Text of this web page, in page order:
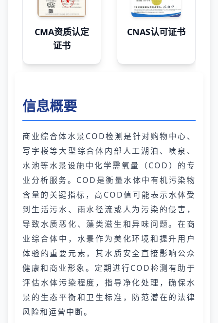
CMA资质认定
证书
CNAS认可证书
信息概要
商业综合体水景COD检测是针对购物中心、
写字楼等大型综合体内部人工湖泊、喷泉、
水池等水景设施中化学需氧量（COD）的专
业分析服务。COD是衡量水体中有机污染物
含量的关键指标，高COD值可能表示水体受
到生活污水、雨水径流或人为污染的侵害，
导致水质恶化、藻类滋生和异味问题。在商
业综合体中，水景作为美化环境和提升用户
体验的重要元素，其水质安全直接影响公众
健康和商业形象。定期进行COD检测有助于
评估水体污染程度，指导净化处理，确保水
景的生态平衡和卫生标准，防范潜在的法律
风险和运营中断。